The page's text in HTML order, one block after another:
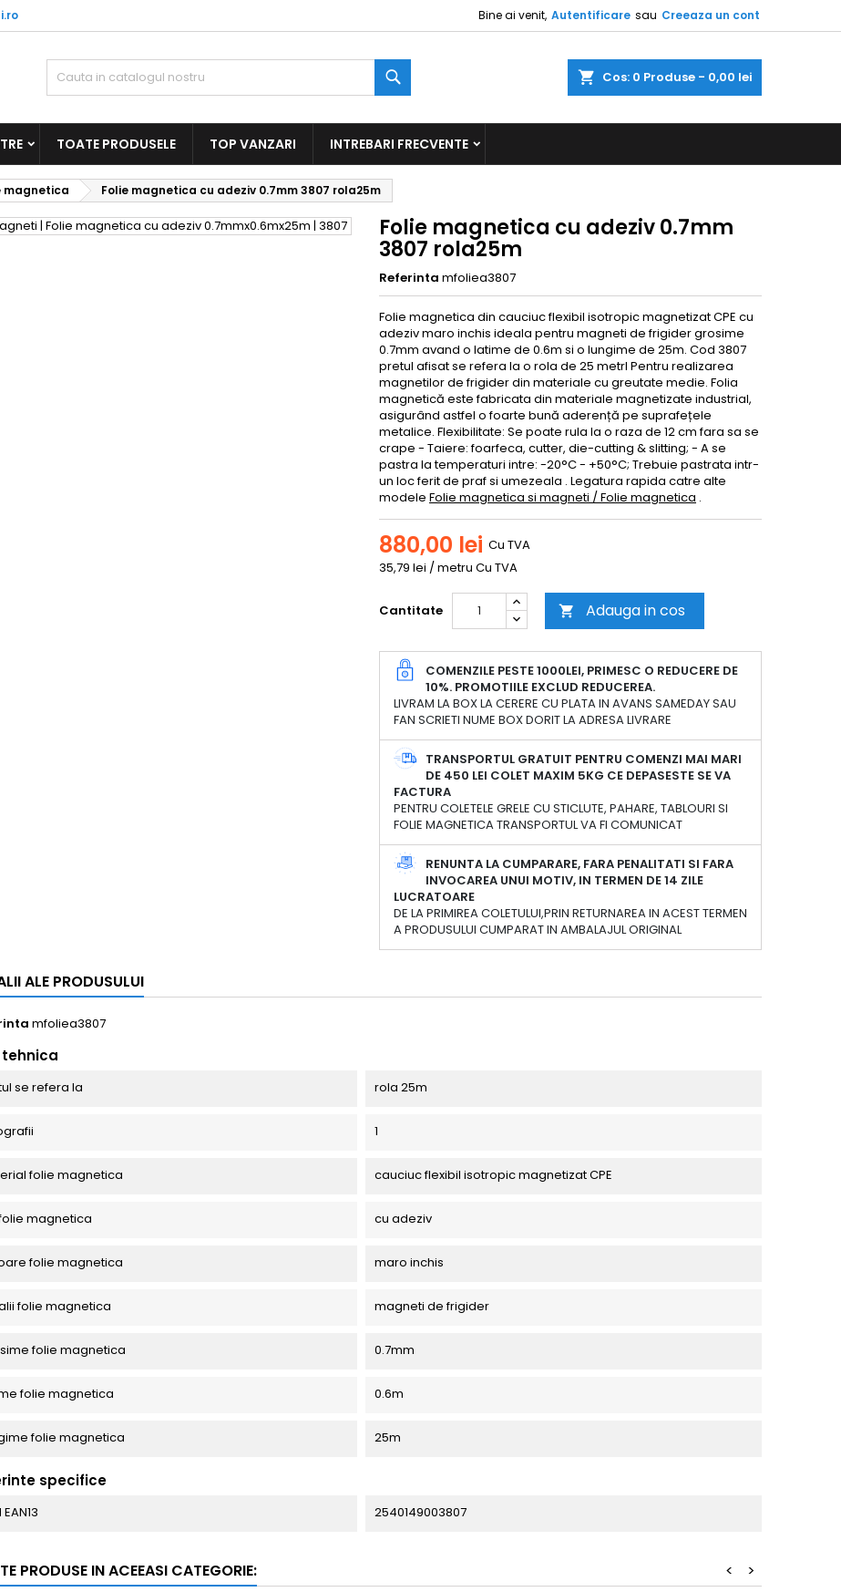
Bine ai venit, Autentificare sau Creeaza un cont
Cos 0 Produse - 0,00 lei
TOATE PRODUSELE TOP VANZARI INTREBARI FRECVENTE
magnetica Folie magnetica cu adeziv 0.7mm 3807 rola25m
Folie magnetica cu adeziv 0.7mm
3807 rola25m
Referinta mfoliea3807
Folie magnetica din cauciuc flexibil isotropic magnetizat CPE cu
adeziv maro inchis ideala pentru magneti de frigider grosime
0.7mm avand o latime de 0.6m si o lungime de 25m. Cod 3807
pretul afisat se refera la o rola de 25 metrI Pentru realizarea
magnetilor de frigider din materiale cu greutate medie. Folia
magnetică este fabricata din materiale magnetizate industrial,
asigurând astfel o foarte bună aderență pe suprafețele
metalice. Flexibilitate: Se poate rula la o raza de 12 cm fara sa se
crape - Taiere: foarfeca, cutter, die-cutting & slitting; - A se
pastra la temperaturi intre: -20°C - +50°C; Trebuie pastrata intr-
un loc ferit de praf si umezeala . Legatura rapida catre alte
modele Folie magnetica si magneti / Folie magnetica .
880,00 lei Cu TVA
35,79 lei / metru Cu TVA
Cantitate  Adauga in cos
COMENZILE PESTE 1000LEI, PRIMESC O REDUCERE DE
10%. PROMOTIILE EXCLUD REDUCEREA.
LIVRAM LA BOX LA CERERE CU PLATA IN AVANS SAMEDAY SAU
FAN SCRIETI NUME BOX DORIT LA ADRESA LIVRARE
TRANSPORTUL GRATUIT PENTRU COMENZI MAI MARI
DE 450 LEI COLET MAXIM 5KG CE DEPASESTE SE VA
FACTURA
PENTRU COLETELE GRELE CU STICLUTE, PAHARE, TABLOURI SI
FOLIE MAGNETICA TRANSPORTUL VA FI COMUNICAT
RENUNTA LA CUMPARARE, FARA PENALITATI SI FARA
INVOCAREA UNUI MOTIV, IN TERMEN DE 14 ZILE
LUCRATOARE
DE LA PRIMIREA COLETULUI,PRIN RETURNAREA IN ACEST TERMEN
A PRODUSULUI CUMPARAT IN AMBALAJUL ORIGINAL
ALE PRODUSULUI
mfoliea3807
tehnica
se refera la rola 25m
1
folie magnetica cauciuc flexibil isotropic magnetizat CPE
magnetica cu adeziv
folie magnetica maro inchis
folie magnetica magneti de frigider
folie magnetica 0.7mm
folie magnetica 0.6m
folie magnetica 25m
specifice
2540149003807
PRODUSE IN ACEEASI CATEGORIE: >
<